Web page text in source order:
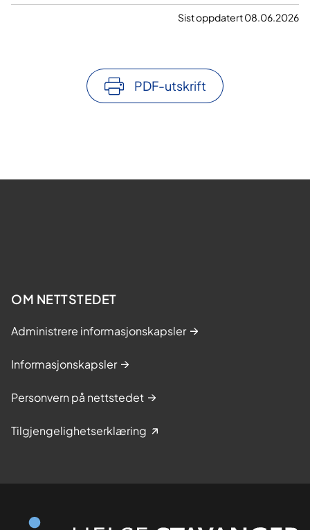
Sist oppdatert 08.06.2026
PDF-utskrift
OM NETTSTEDET
Administrere informasjonskapsler
Informasjonskapsler
Personvern på nettstedet
Tilgjengelighetserklæring